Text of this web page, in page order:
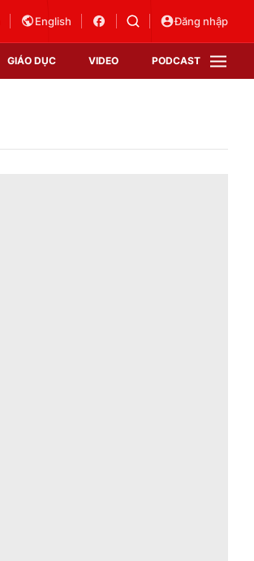
English Đăng nhập
GIÁO DỤC VIDEO PODCAST
VTV Sức khoẻ